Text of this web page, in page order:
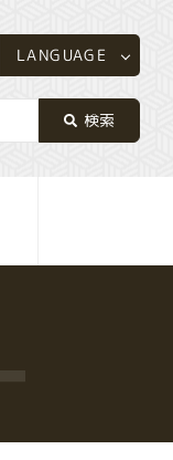
LANGUAGE